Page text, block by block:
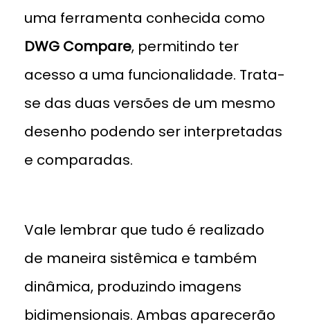
uma ferramenta conhecida como
DWG Compare, permitindo ter
acesso a uma funcionalidade. Trata-
se das duas versões de um mesmo
desenho podendo ser interpretadas
e comparadas.
Vale lembrar que tudo é realizado
de maneira sistêmica e também
dinâmica, produzindo imagens
bidimensionais. Ambas aparecerão